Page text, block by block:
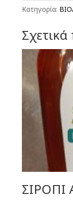
Κατηγορία:
Σχετικά
ΣΙΡΟΠΙ